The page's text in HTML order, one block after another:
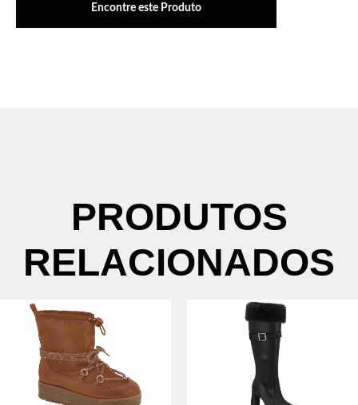
Encontre este Produto
PRODUTOS
RELACIONADOS